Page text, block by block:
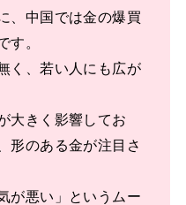
、中国では金の爆買
す。
く、若い人にも広が
大きく影響してお
形のある金が注目さ
が悪い」というムー